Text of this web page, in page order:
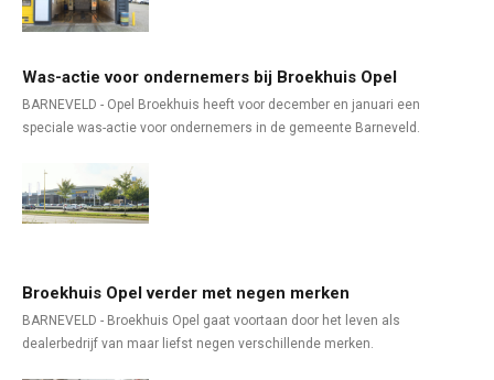
Was-actie voor ondernemers bij Broekhuis Opel
BARNEVELD - Opel Broekhuis heeft voor december en januari een
speciale was-actie voor ondernemers in de gemeente Barneveld.
Broekhuis Opel verder met negen merken
BARNEVELD - Broekhuis Opel gaat voortaan door het leven als
dealerbedrijf van maar liefst negen verschillende merken.